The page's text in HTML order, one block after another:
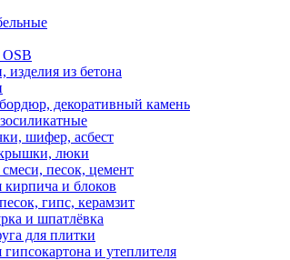
из бетона
декоративный камень
шифер, асбест
люки
песок, цемент
кирпича и блоков
гипс, керамзит
и шпатлёвка
для плитки
и утеплителя